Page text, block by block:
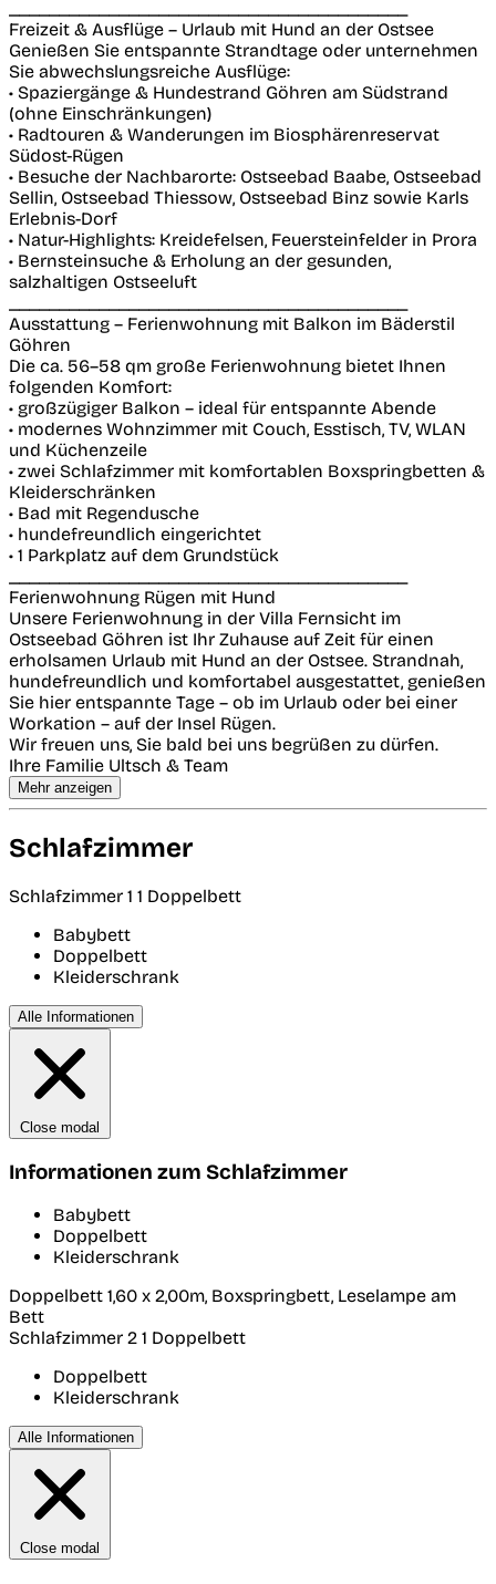
Freizeit & Ausflüge – Urlaub mit Hund an der Ostsee
Genießen Sie entspannte Strandtage oder unternehmen
Sie abwechslungsreiche Ausflüge:
• Spaziergänge & Hundestrand Göhren am Südstrand
(ohne Einschränkungen)
• Radtouren & Wanderungen im Biosphärenreservat
Südost-Rügen
• Besuche der Nachbarorte: Ostseebad Baabe, Ostseebad
Sellin, Ostseebad Thiessow, Ostseebad Binz sowie Karls
Erlebnis-Dorf
• Natur-Highlights: Kreidefelsen, Feuersteinfelder in Prora
• Bernsteinsuche & Erholung an der gesunden,
salzhaltigen Ostseeluft
Ausstattung – Ferienwohnung mit Balkon im Bäderstil
Göhren
Die ca. 56–58 qm große Ferienwohnung bietet Ihnen
folgenden Komfort:
• großzügiger Balkon – ideal für entspannte Abende
• modernes Wohnzimmer mit Couch, Esstisch, TV, WLAN
und Küchenzeile
• zwei Schlafzimmer mit komfortablen Boxspringbetten &
Kleiderschränken
• Bad mit Regendusche
• hundefreundlich eingerichtet
• 1 Parkplatz auf dem Grundstück
Ferienwohnung Rügen mit Hund
Unsere Ferienwohnung in der Villa Fernsicht im
Ostseebad Göhren ist Ihr Zuhause auf Zeit für einen
erholsamen Urlaub mit Hund an der Ostsee. Strandnah,
hundefreundlich und komfortabel ausgestattet, genießen
Sie hier entspannte Tage – ob im Urlaub oder bei einer
Workation – auf der Insel Rügen.
Wir freuen uns, Sie bald bei uns begrüßen zu dürfen.
Ihre Familie Ultsch & Team
Mehr anzeigen
Schlafzimmer
Schlafzimmer 1 1 Doppelbett
Babybett
Doppelbett
Kleiderschrank
Alle Informationen
Close modal
Informationen zum Schlafzimmer
Babybett
Doppelbett
Kleiderschrank
Doppelbett 1,60 x 2,00m, Boxspringbett, Leselampe am
Bett
Schlafzimmer 2 1 Doppelbett
Doppelbett
Kleiderschrank
Alle Informationen
Close modal